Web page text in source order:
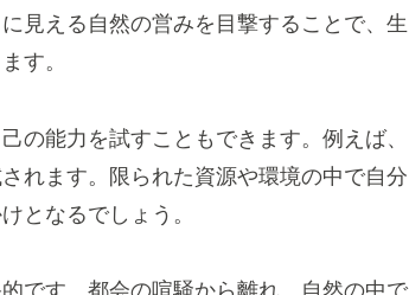
見える自然の営みを目撃することで、生
す。
の能力を試すこともできます。例えば、
れます。限られた資源や環境の中で自分
となるでしょう。